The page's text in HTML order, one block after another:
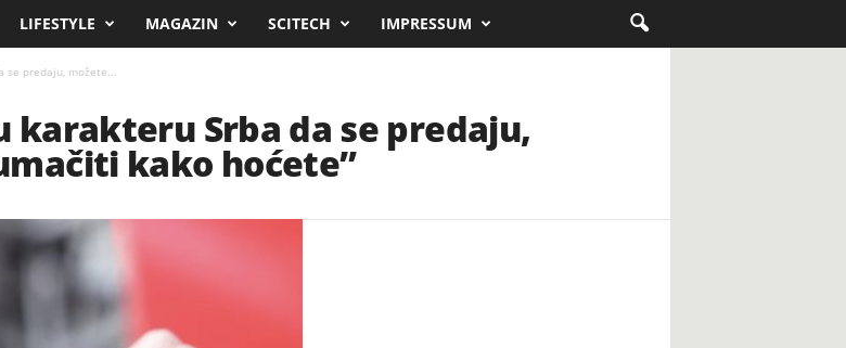
LIFESTYLE MAGAZIN SCITECH IMPRESSUM
se predaju, možete...
karakteru Srba da se predaju,
kako hoćete”